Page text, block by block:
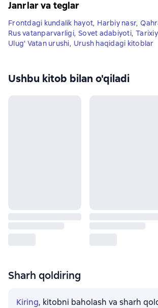
Janrlar va teglar
Frontdagi kundalik hayot, Harbiy nasr,
Rus vatanparvarligi, Sovet adabiyoti,
Ulug' Vatan urushi, Urush haqidagi kitoblar
Ushbu kitob bilan o'qiladi
Sharh qoldiring
Kiring, kitobni baholash va sharh